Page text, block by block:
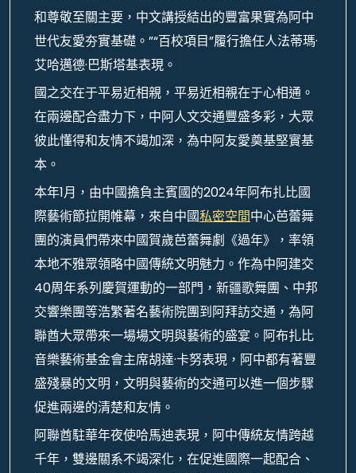
和尊敬至關主要，中文講授結出的豐富果實為阿中
世代友愛夯實基礎。”“百校項目”履行擔任人法蒂瑪·
艾哈邁德·巴斯塔基表現。
國之交在于平易近相親，平易近相親在于心相通。
在兩邊配合盡力下，中阿人文交通豐盛多彩，大眾
彼此懂得和友情不竭加深，為中阿友愛奠基堅實基
本。
本年1月，由中國擔負主賓國的2024年阿布扎比國
際藝術節拉開帷幕，來自中國私密空間中心芭蕾舞
團的演員們帶來中國賀歲芭蕾舞劇《過年》，率領
本地不雅眾領略中國傳統文明魅力。作為中阿建交
40周年系列慶賀運動的一部門，新疆歌舞團、中邦
交響樂團等浩繁著名藝術院團到阿拜訪交通，為阿
聯酋大眾帶來一場場文明與藝術的盛宴。阿布扎比
音樂藝術基金會主席胡達·卡努表現，阿中都有著豐
盛殘暴的文明，文明與藝術的交通可以進一個步驟
促進兩邊的清楚和友情。
阿聯酋駐華年夜使哈馬迪表現，阿中傳統友情跨越
千年，雙邊關系不竭深化，在促進國際一起配合、